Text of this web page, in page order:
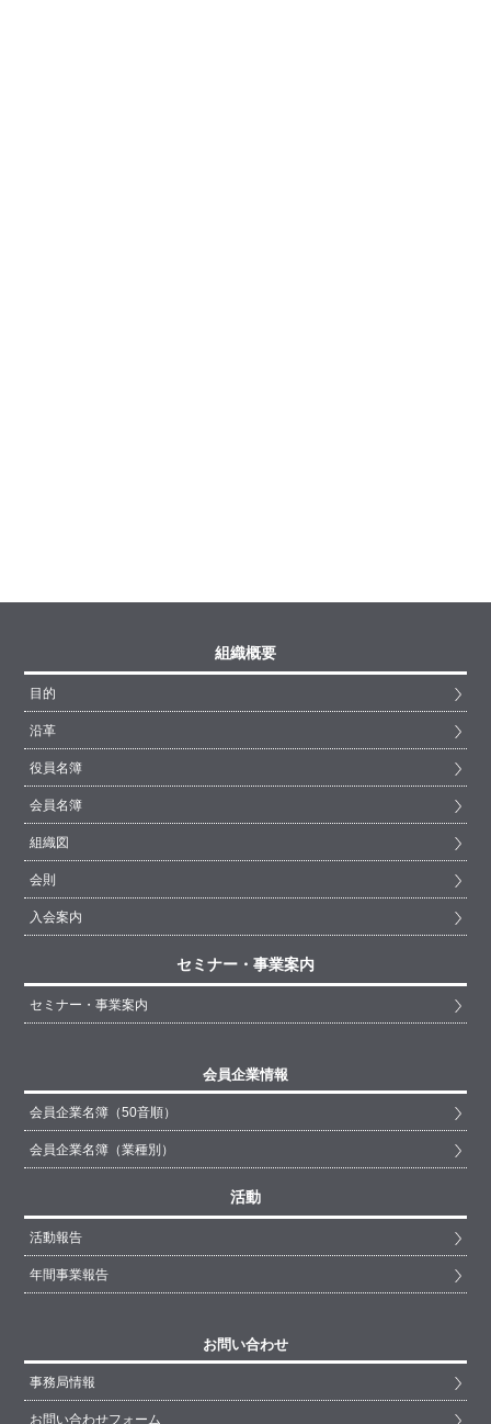
組織概要
目的
沿革
役員名簿
会員名簿
組織図
会則
入会案内
セミナー・事業案内
セミナー・事業案内
会員企業情報
会員企業名簿（50音順）
会員企業名簿（業種別）
活動
活動報告
年間事業報告
お問い合わせ
事務局情報
お問い合わせフォーム